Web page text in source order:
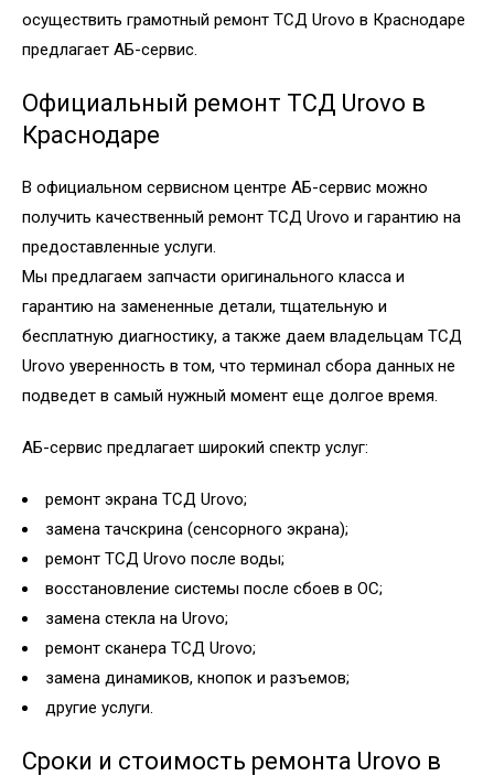
осуществить грамотный ремонт ТСД Urovo в Краснодаре
предлагает АБ-сервис.
Официальный ремонт ТСД Urovo в
Краснодаре
В официальном сервисном центре АБ-сервис можно
получить качественный ремонт ТСД Urovo и гарантию на
предоставленные услуги.
Мы предлагаем запчасти оригинального класса и
гарантию на замененные детали, тщательную и
бесплатную диагностику, а также даем владельцам ТСД
Urovo уверенность в том, что терминал сбора данных не
подведет в самый нужный момент еще долгое время.
АБ-сервис предлагает широкий спектр услуг:
ремонт экрана ТСД Urovo;
замена тачскрина (сенсорного экрана);
ремонт ТСД Urovo после воды;
восстановление системы после сбоев в ОС;
замена стекла на Urovo;
ремонт сканера ТСД Urovo;
замена динамиков, кнопок и разъемов;
другие услуги.
Сроки и стоимость ремонта Urovo в